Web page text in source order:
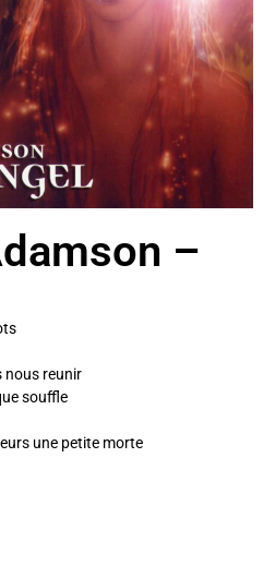
–
nous reunir
souffle
une petite morte